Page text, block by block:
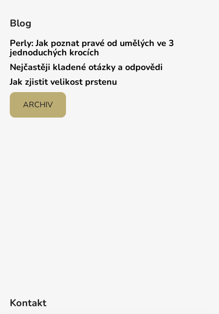
Blog
Perly: Jak poznat pravé od umělých ve 3
jednoduchých krocích
Nejčastěji kladené otázky a odpovědi
Jak zjistit velikost prstenu
ARCHIV
Kontakt